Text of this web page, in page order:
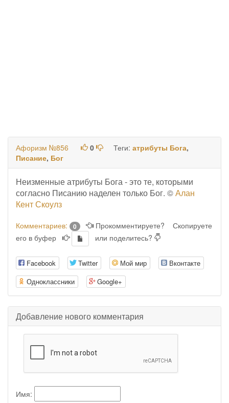
Афоризм №856 0 Теги: атрибуты Бога,
Писание, Бог
Неизменные атрибуты Бога - это те, которыми
согласно Писанию наделен только Бог. ©Алан
Кент Скоулз
Комментариев: 0 Прокомментируете?
Скопируете
его в буфер
или поделитесь?
Facebook Twitter Мой мир
Вконтакте
Одноклассники
Google+
Добавление нового комментария
Имя: